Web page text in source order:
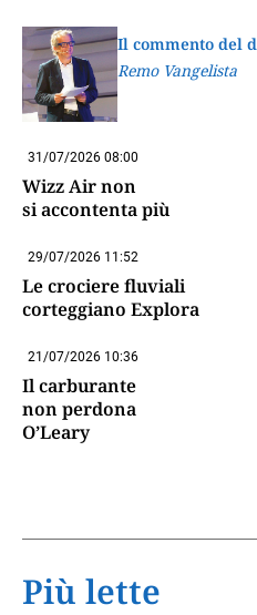
Il commento del
Remo Vangelista
31/07/2026 08:00
Wizz Air non
si accontenta più
29/07/2026 11:52
Le crociere fluviali
corteggiano Explora
21/07/2026 10:36
Il carburante
non perdona
O’Leary
Più lette